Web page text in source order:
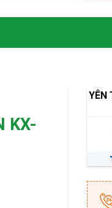
KX-
YÊN